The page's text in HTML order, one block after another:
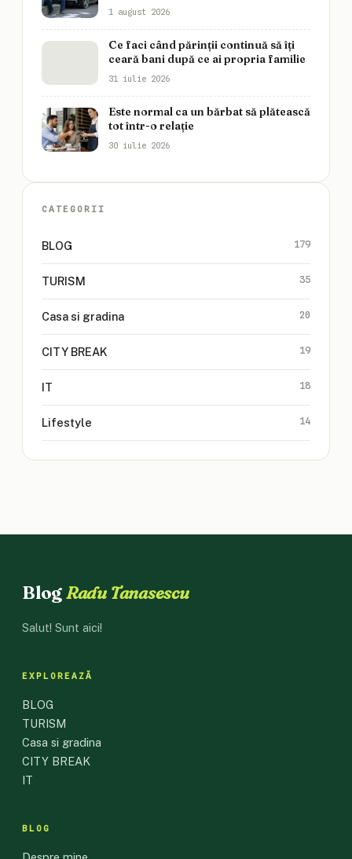
1 august 2026
Ce faci când părinții continuă să îți
ceară bani după ce ai propria familie
31 iulie 2026
Este normal ca un bărbat să plătească
tot într-o relație
30 iulie 2026
CATEGORII
BLOG 179
TURISM 35
Casa si gradina 20
CITY BREAK 19
IT 18
Lifestyle 14
BlogRadu Tanasescu
Salut! Sunt aici!
EXPLOREAZĂ
BLOG
TURISM
Casa si gradina
CITY BREAK
IT
BLOG